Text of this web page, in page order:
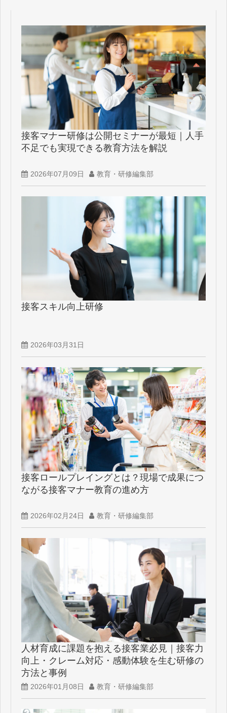
接客マナー研修は公開セミナーが最短｜人手
不足でも実現できる教育方法を解説
2026年07月09日 教育・研修編集部
接客スキル向上研修
2026年03月31日
接客ロールプレイングとは？現場で成果につ
ながる接客マナー教育の進め方
2026年02月24日 教育・研修編集部
人材育成に課題を抱える接客業必見｜接客力
向上・クレーム対応・感動体験を生む研修の
方法と事例
2026年01月08日 教育・研修編集部